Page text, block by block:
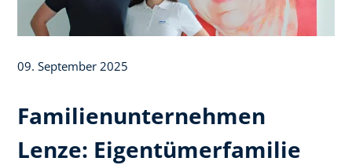
09. September 2025
Familienunternehmen
Lenze: Eigentümerfamilie